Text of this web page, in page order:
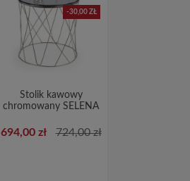
-30,00 ZŁ
Stolik kawowy
chromowany SELENA
694,00 zł 724,00 zł